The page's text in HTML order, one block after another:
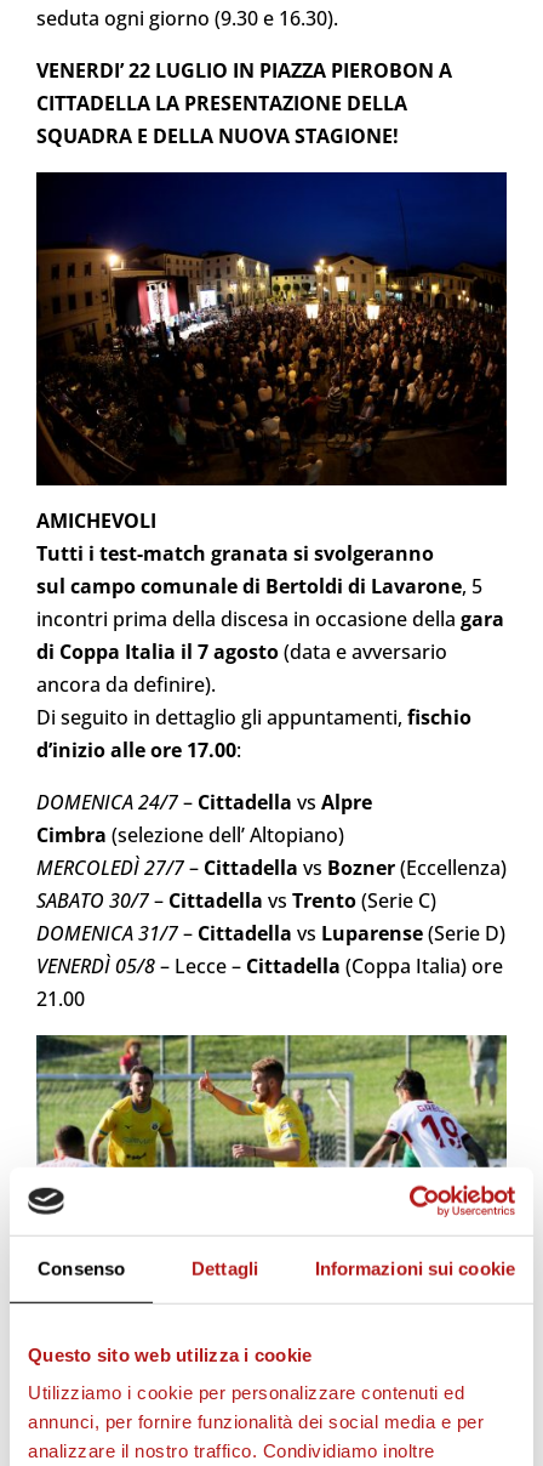
Consenso Dettagli Informazioni sui cookie
Questo sito web utilizza i cookie
Utilizziamo i cookie per personalizzare contenuti ed
annunci, per fornire funzionalità dei social media e per
analizzare il nostro traffico. Condividiamo inoltre
seduta ogni giorno (9.30 e 16.30).
VENERDI’ 22 LUGLIO IN PIAZZA PIEROBON A
CITTADELLA LA PRESENTAZIONE DELLA
SQUADRA E DELLA NUOVA STAGIONE!
AMICHEVOLI
Tutti i test-match granata si svolgeranno
sul campo comunale di Bertoldi di Lavarone, 5
incontri prima della discesa in occasione della gara
di Coppa Italia il 7 agosto(data e avversario
ancora da definire).
Di seguito in dettaglio gli appuntamenti, fischio
d’inizio alle ore 17.00:
DOMENICA 24/7– Cittadella vs Alpre
Cimbra (selezione dell’ Altopiano)
MERCOLEDÌ 27/7– Cittadella vs Bozner(Eccellenza)
SABATO 30/7– Cittadella vs Trento(Serie C)
DOMENICA 31/7– Cittadella vs Luparense(Serie D)
VENERDÌ 05/8– Lecce – Cittadella (Coppa Italia) ore
21.00
STAGIONE 2026/27